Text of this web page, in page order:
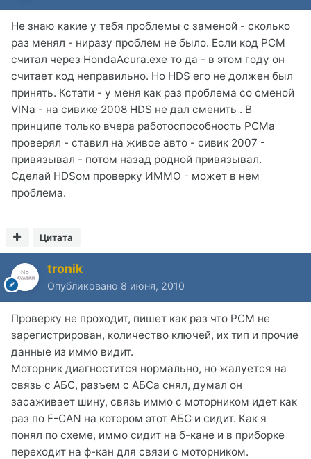
Не знаю какие у тебя проблемы с заменой - сколько
раз менял - ниразу проблем не было. Если код РСМ
считал через HondaAcura.exe то да - в этом году он
считает код неправильно. Но HDS его не должен был
принять. Кстати - у меня как раз проблема со сменой
VINа - на сивике 2008 HDS не дал сменить . В
принципе только вчера работоспособность РСМа
проверял - ставил на живое авто - сивик 2007 -
привязывал - потом назад родной привязывал.
Сделай HDSом проверку ИММО - может в нем
проблема.
Цитата
tronik
Опубликовано 8 июня, 2010
Проверку не проходит, пишет как раз что РСМ не
зарегистрирован, количество ключей, их тип и прочие
данные из иммо видит.
Моторник диагностится нормально, но жалуется на
связь с АБС, разъем с АБСа снял, думал он
засаживает шину, связь иммо с моторником идет как
раз по F-CAN на котором этот АБС и сидит. Как я
понял по схеме, иммо сидит на б-кане и в приборке
переходит на ф-кан для связи с моторником.